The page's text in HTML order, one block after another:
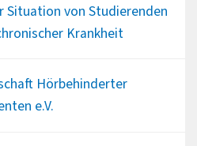
Situation von Studierenden
Krankheit
Hörbehinderter
e.V.